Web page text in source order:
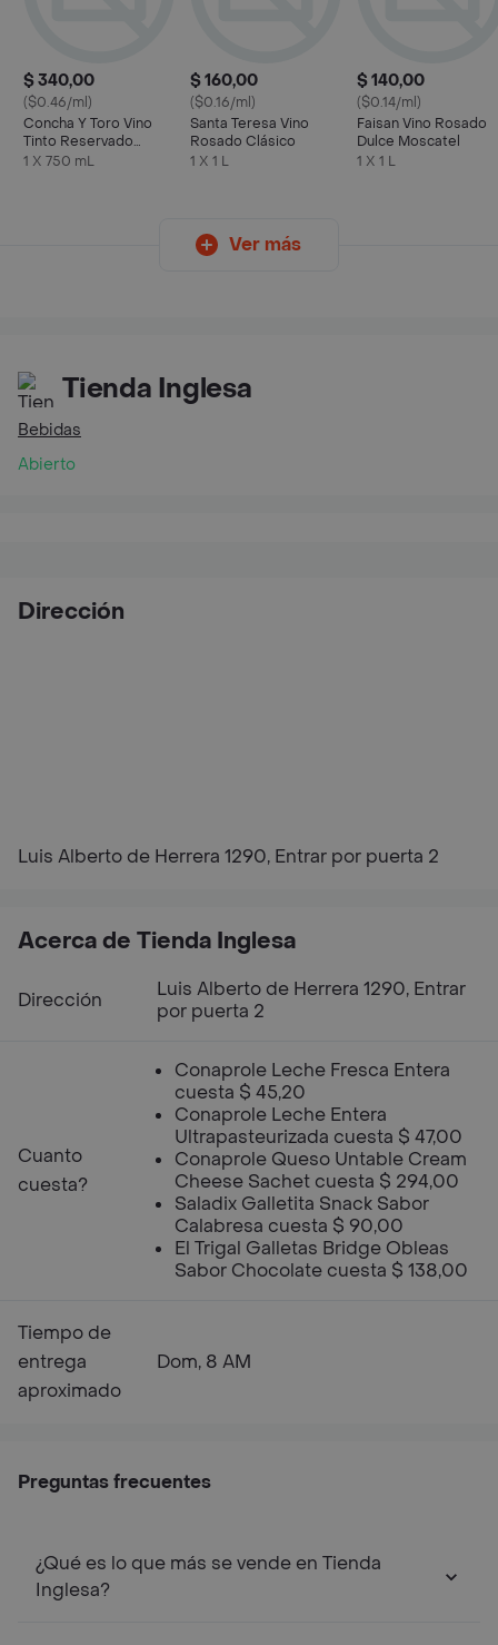
$ 340,00
($0.46/ml)
Concha Y Toro Vino
Tinto Reservado
Camernere
1 X 750 mL
$ 160,00
($0.16/ml)
Santa Teresa Vino
Rosado Clásico
1 X 1 L
$ 140,00
($0.14/ml)
Faisan Vino Rosado
Dulce Moscatel
1 X 1 L
Ver más
Tienda Inglesa
Bebidas
Abierto
Dirección
Luis Alberto de Herrera 1290, Entrar por puerta 2
Acerca de Tienda Inglesa
Dirección
Luis Alberto de Herrera 1290, Entrar
por puerta 2
Cuanto
cuesta?
Conaprole Leche Fresca Entera
cuesta $ 45,20
Conaprole Leche Entera
Ultrapasteurizada cuesta $ 47,00
Conaprole Queso Untable Cream
Cheese Sachet cuesta $ 294,00
Saladix Galletita Snack Sabor
Calabresa cuesta $ 90,00
El Trigal Galletas Bridge Obleas
Sabor Chocolate cuesta $ 138,00
Tiempo de
entrega
aproximado
Dom, 8 AM
Preguntas frecuentes
¿Qué es lo que más se vende en Tienda
Inglesa?